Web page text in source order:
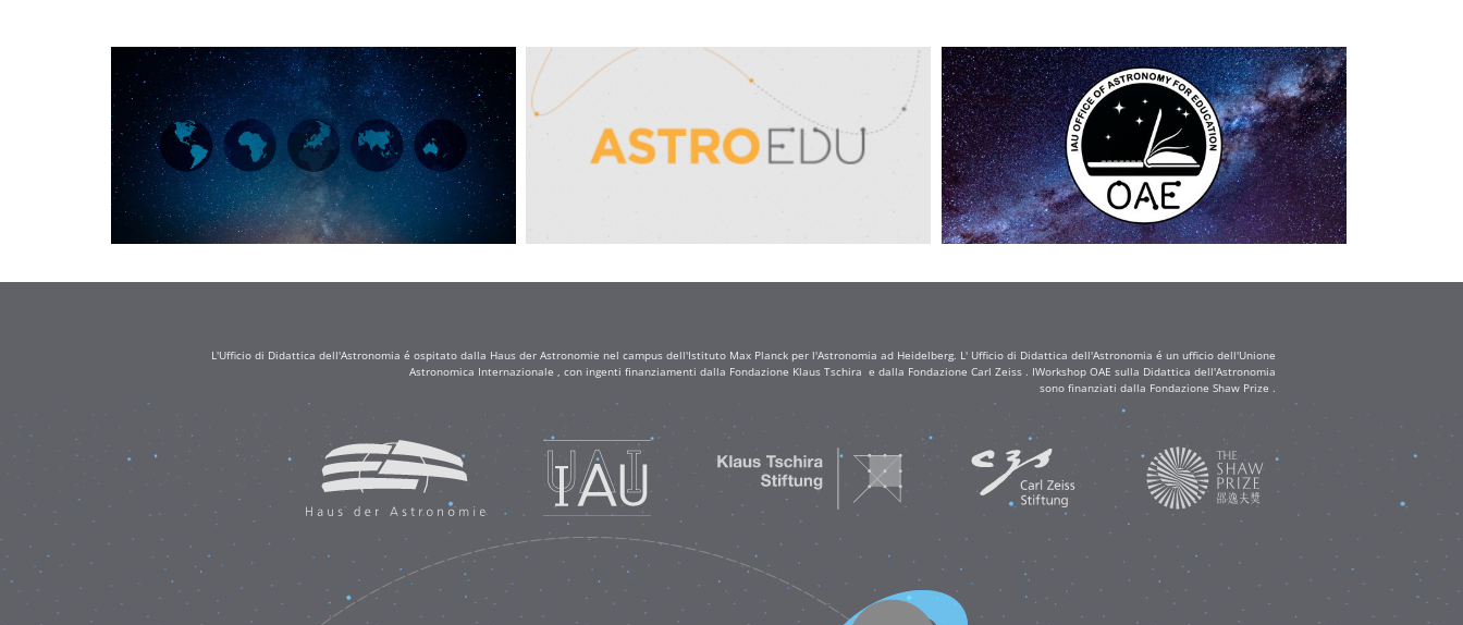
L'Ufficio di Didattica dell'Astronomia é ospitato dalla Haus der Astronomie nel campus dell'Istituto Max Planck per l'Astronomia ad Heidelberg. L' Ufficio di Didattica dell'Astronomia é un ufficio dell'Unione
Astronomica Internazionale , con ingenti finanziamenti dalla Fondazione Klaus Tschira e dalla Fondazione Carl Zeiss . IWorkshop OAE sulla Didattica dell'Astronomia
sono finanziati dalla Fondazione Shaw Prize .